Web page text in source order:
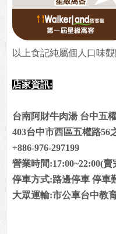
以上食記純屬個人口味
店家資訊:
台南阿財牛肉湯 台中五
403台中市西區五權路56
+886-976-297199
營業時間:17:00~22:00(賣
停車方式:路邊停車 停車
大眾運輸:市公車台中教